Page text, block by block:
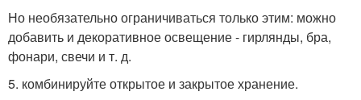
Но необязательно ограничиваться только этим: можно
добавить и декоративное освещение - гирлянды, бра,
фонари, свечи и т. д.
5. комбинируйте открытое и закрытое хранение.